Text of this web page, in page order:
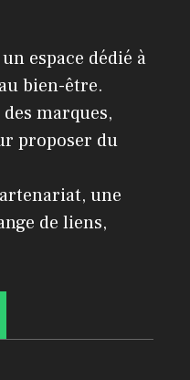
espace dédié à
bien-être.
marques,
proposer du
une
de liens,